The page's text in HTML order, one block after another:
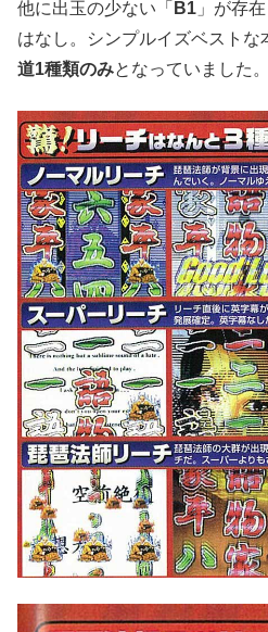
他に出玉の少ない「 B1 」が存
はなし。シンプルイズベストな
道1種類のみとなっていました。